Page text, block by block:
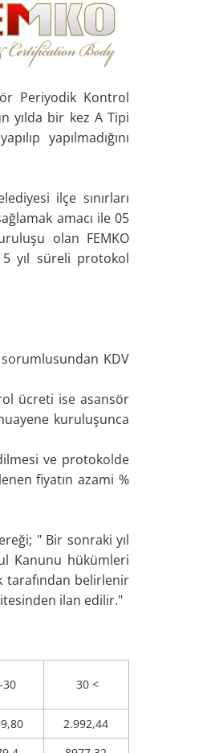
Periyodik Kontrol
yılda bir kez A Tipi
yapılmadığını
ilçe sınırları
amacı ile 05
olan FEMKO
yıl süreli protokol
KDV
ücreti ise asansör
kuruluşunca
ve protokolde
fiyatın azami %
" Bir sonraki yıl
Kanunu hükümleri
tarafından belirlenir
ilan edilir."
30 30 <
2.992,44